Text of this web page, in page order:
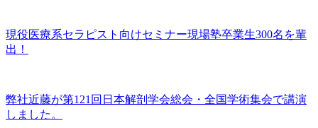
現役医療系セラピスト向けセミナー現場塾卒業生300名を輩
出！
弊社近藤が第121回日本解剖学会総会・全国学術集会で講演
しました。